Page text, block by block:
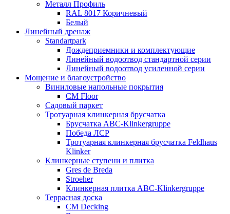
Металл Профиль
RAL 8017 Коричневый
Белый
Линейный дренаж
Standartpark
Дождеприемники и комплектующие
Линейный водоотвод стандартной серии
Линейный водоотвод усиленной серии
Мощение и благоустройство
Виниловые напольные покрытия
CM Floor
Садовый паркет
Тротуарная клинкерная брусчатка
Брусчатка АВС-Klinkergruppe
Победа ЛСР
Тротуарная клинкерная брусчатка Feldhaus
Klinker
Клинкерные ступени и плитка
Gres de Breda
Stroeher
Клинкерная плитка ABC-Klinkergruppe
Террасная доска
CM Decking